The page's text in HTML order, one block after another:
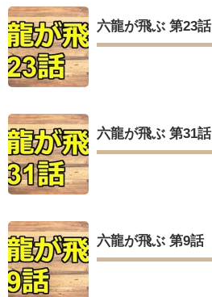
六龍が飛ぶ 第23話
六龍が飛ぶ 第31話
六龍が飛ぶ 第9話